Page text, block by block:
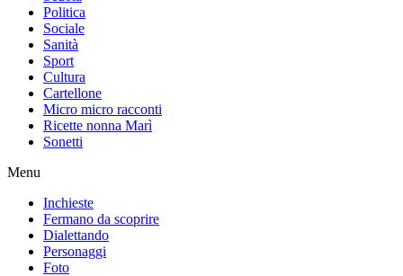
Politica
Sociale
Sanità
Sport
Cultura
Cartellone
Micro micro racconti
Ricette nonna Marì
Sonetti
Menu
Inchieste
Fermano da scoprire
Dialettando
Personaggi
Foto